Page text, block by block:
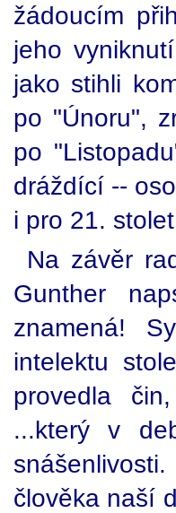
žádoucím
jeho
jako stihli
po "Únoru",
po
dráždící --
i pro 21.
Na závěr
Gunther
znamená!
intelektu
provedla
...který v
člověka naší